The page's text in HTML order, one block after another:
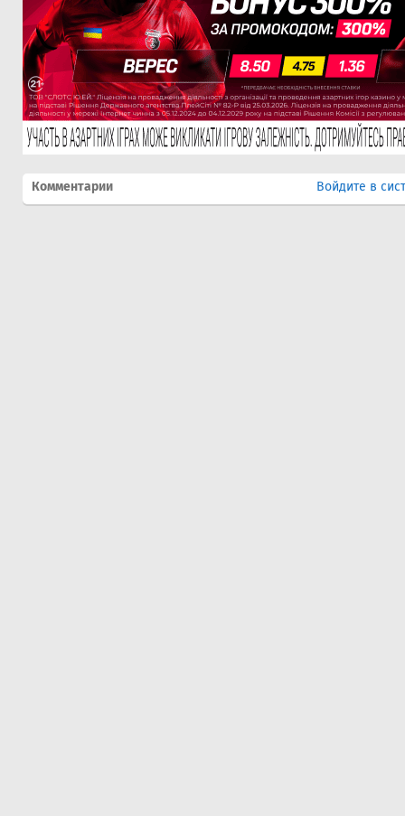
Комментарии Войдите в